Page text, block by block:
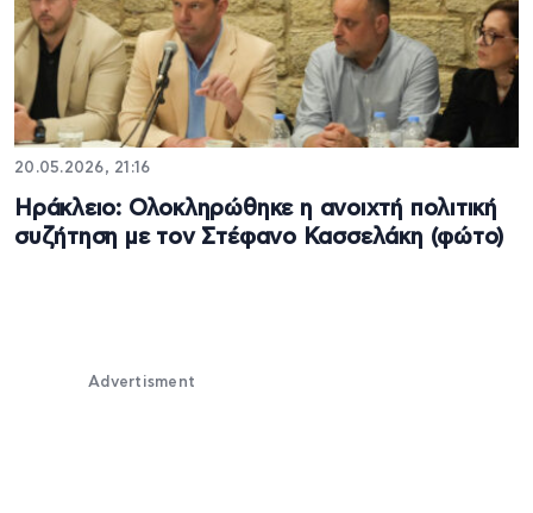
20.05.2026, 21:16
Ηράκλειο: Ολοκληρώθηκε η ανοιχτή πολιτική
συζήτηση με τον Στέφανο Κασσελάκη (φώτο)
Advertisment